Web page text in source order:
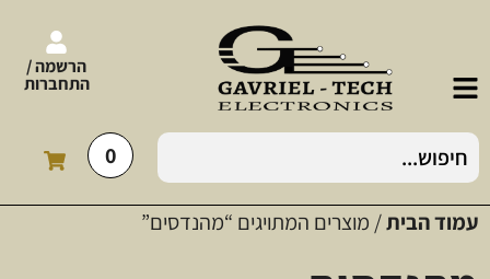
הרשמה /
התחברות
0
עמוד הבית/ מוצרים המתויגים “מהנדסים”